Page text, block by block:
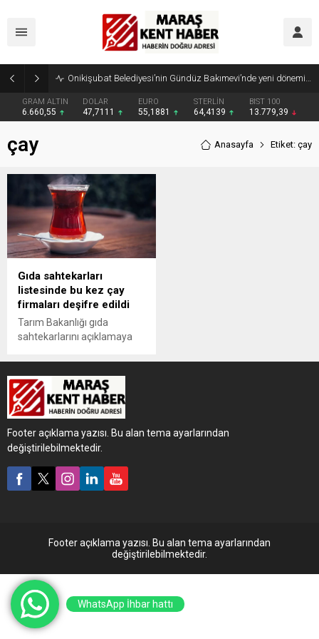
Onikişubat Belediyesi’nin Gündüz Bakımevi’nde yeni dönemin ön kayıtları başladı
GRAM ALTIN
6.660,55
DOLAR
47,7111
EURO
55,1881
STERLİN
64,4139
BIST 100
13.779,39
çay Anasayfa Etiket: çay
Gıda sahtekarları
listesinde bu kez çay
firmaları deşifre edildi
Tarım Bakanlığı gıda
sahtekarlarını açıklamaya
çay firmaları deşifre oldu.
Halk sağlığı ile oynayan bu
firmaların ürünlerine dikkatli
olunması gerektiği uyarısı
yapıldı.
Footer açıklama yazısı. Bu alan tema ayarlarından
değiştirilebilmektedir.
Footer açıklama yazısı. Bu alan tema ayarlarından
değiştirilebilmektedir.
WhatsApp İhbar hattı